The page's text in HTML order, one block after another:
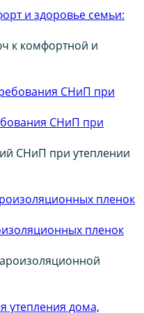
и здоровье семьи:
к комфортной и
СНиП при
СНиП при утеплении
пленок